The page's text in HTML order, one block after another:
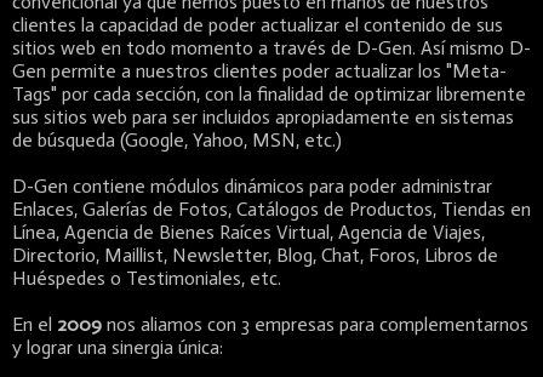
clientes la capacidad de poder actualizar el contenido de sus
sitios web en todo momento a través de D-Gen. Así mismo D-
Gen permite a nuestros clientes poder actualizar los "Meta-
Tags" por cada sección, con la finalidad de optimizar libremente
sus sitios web para ser incluidos apropiadamente en sistemas
de búsqueda (Google, Yahoo, MSN, etc.)
D-Gen contiene módulos dinámicos para poder administrar
Enlaces, Galerías de Fotos, Catálogos de Productos, Tiendas en
Línea, Agencia de Bienes Raíces Virtual, Agencia de Viajes,
Directorio, Maillist, Newsletter, Blog, Chat, Foros, Libros de
Huéspedes o Testimoniales, etc.
En el 2009 nos aliamos con 3 empresas para complementarnos
y lograr una sinergia única: